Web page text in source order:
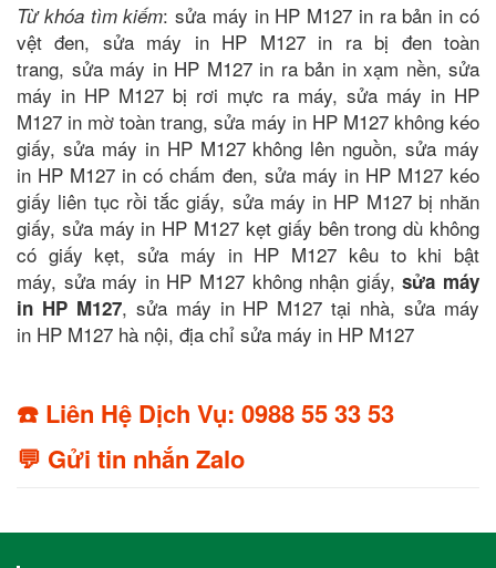
Từ khóa tìm kiếm: sửa máy in HP M127 in ra bản in có
vệt đen, sửa máy in HP M127 in ra bị đen toàn
trang, sửa máy in HP M127 in ra bản in xạm nền, sửa
máy in HP M127 bị rơi mực ra máy, sửa máy in HP
M127 in mờ toàn trang, sửa máy in HP M127 không kéo
giấy, sửa máy in HP M127 không lên nguồn, sửa máy
in HP M127 in có chấm đen, sửa máy in HP M127 kéo
giấy liên tục rồi tắc giấy, sửa máy in HP M127 bị nhăn
giấy, sửa máy in HP M127 kẹt giấy bên trong dù không
có giấy kẹt, sửa máy in HP M127 kêu to khi bật
máy, sửa máy in HP M127 không nhận giấy,sửa máy
in HP M127, sửa máy in HP M127 tại nhà, sửa máy
in HP M127 hà nội, địa chỉ sửa máy in HP M127
☎️ Liên Hệ Dịch Vụ: 0988 55 33 53
💬 Gửi tin nhắn Zalo